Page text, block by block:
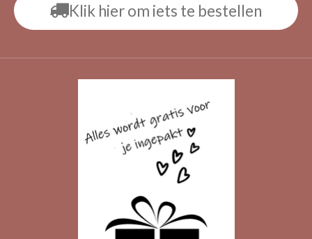
Klik hier om iets te bestellen